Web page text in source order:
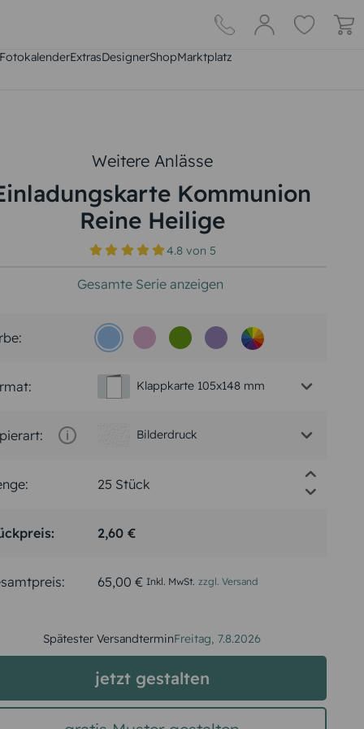
FotokalenderExtrasDesignerShopMarktplatz
Weitere Anlässe
Kommunion
Reine Heilige
4.8von 5
Gesamte Serie anzeigen
Klappkarte 105x148 mm
Bilderdruck
2,60 €
65,00 € Inkl. MwSt. zzgl. Versand
Spätester VersandterminFreitag, 7.8.2026
jetzt gestalten